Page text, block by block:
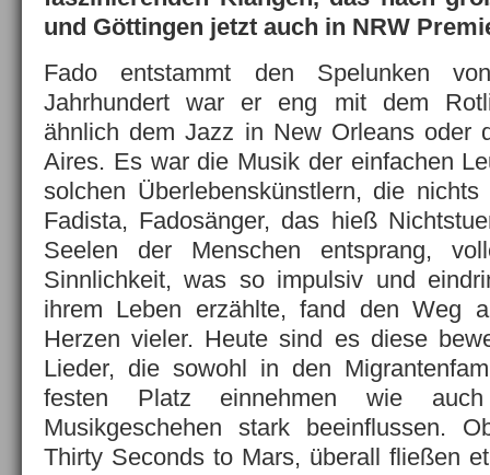
und Göttingen jetzt auch in NRW
Fado entstammt den Spelunken
Jahrhundert war er eng mit dem
ähnlich dem Jazz in New Orleans oder
Aires. Es war die Musik der einfachen
solchen Überlebenskünstlern, die
Fadista, Fadosänger, das hieß
Seelen der Menschen entsprang,
Sinnlichkeit, was so impulsiv und
ihrem Leben erzählte, fand den Weg
Herzen vieler. Heute sind es diese
Lieder, die sowohl in den
festen Platz einnehmen wie auch
Musikgeschehen stark beeinflussen.
Thirty Seconds to Mars, überall fließen